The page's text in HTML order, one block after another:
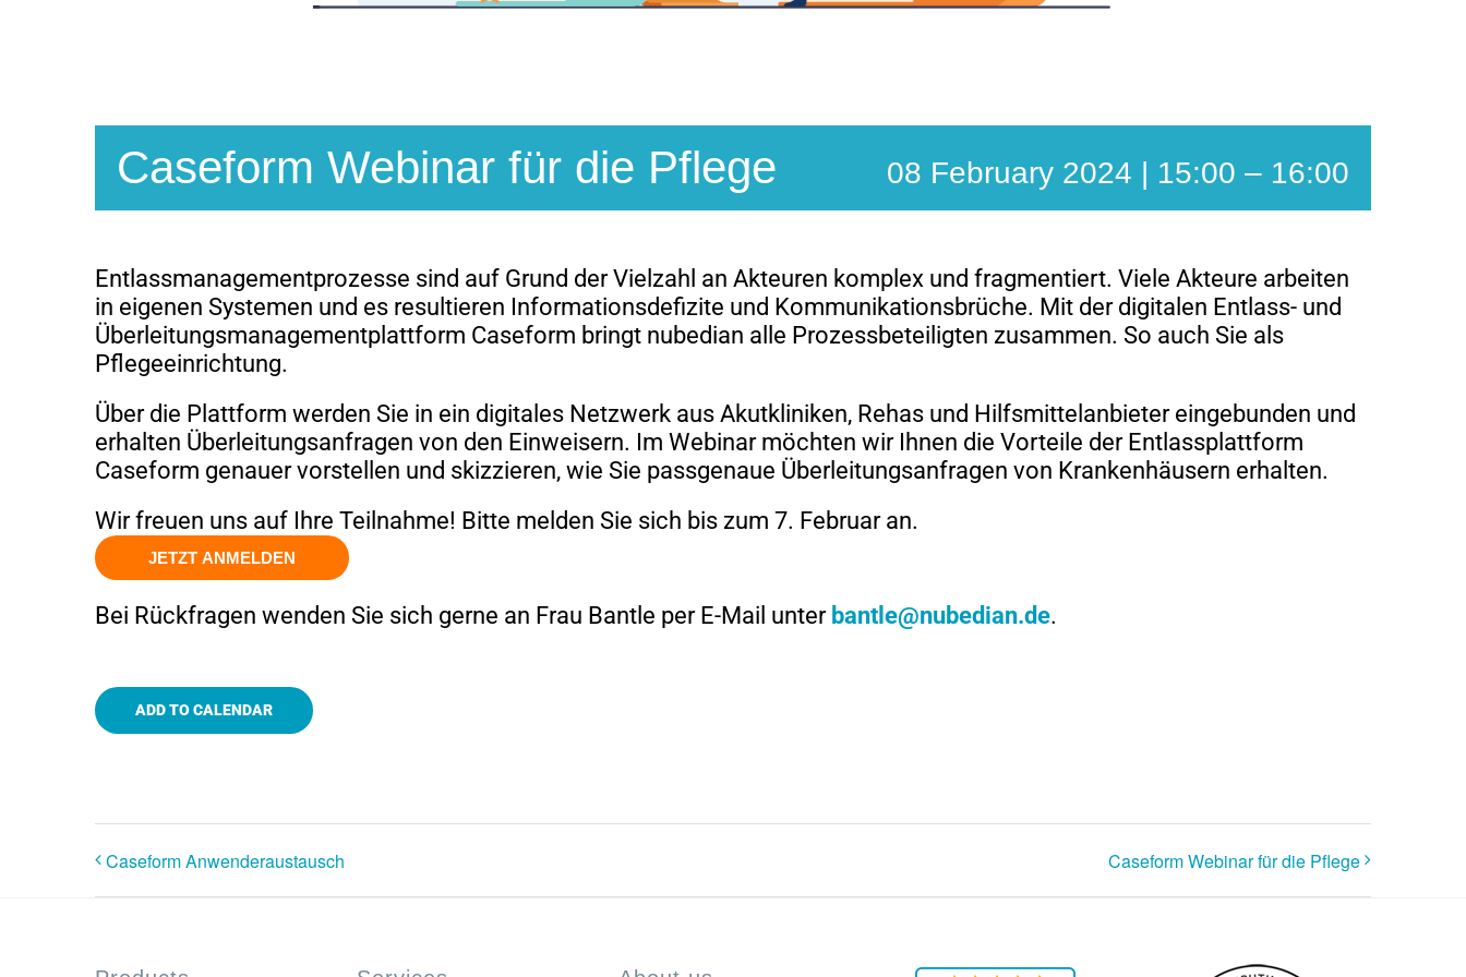
Caseform Webinar für die Pflege 08 February 2024 | 15:00 – 16:00
Entlassmanagementprozesse sind auf Grund der Vielzahl an Akteuren komplex und fragmentiert. Viele Akteure arbeiten
in eigenen Systemen und es resultieren Informationsdefizite und Kommunikationsbrüche. Mit der digitalen Entlass- und
Überleitungsmanagementplattform Caseform bringt nubedian alle Prozessbeteiligten zusammen. So auch Sie als
Pflegeeinrichtung.
Über die Plattform werden Sie in ein digitales Netzwerk aus Akutkliniken, Rehas und Hilfsmittelanbieter eingebunden und
erhalten Überleitungsanfragen von den Einweisern. Im Webinar möchten wir Ihnen die Vorteile der Entlassplattform
Caseform genauer vorstellen und skizzieren, wie Sie passgenaue Überleitungsanfragen von Krankenhäusern erhalten.
Wir freuen uns auf Ihre Teilnahme! Bitte melden Sie sich bis zum 7. Februar an.
JETZT ANMELDEN
Bei Rückfragen wenden Sie sich gerne an Frau Bantle per E-Mail unter bantle@nubedian.de.
ADD TO CALENDAR
Caseform Anwenderaustausch Caseform Webinar für die Pflege